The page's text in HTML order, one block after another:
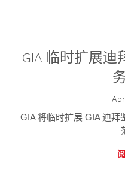
GIA 临时扩展
GIA 将临时扩展 GIA 迪拜